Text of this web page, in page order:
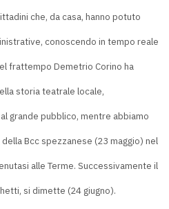
che, da casa, hanno potuto
conoscendo in tempo reale
frattempo Demetrio Corino ha
storia teatrale locale,
grande pubblico, mentre abbiamo
Bcc spezzanese (23 maggio) nel
alle Terme. Successivamente il
si dimette (24 giugno).